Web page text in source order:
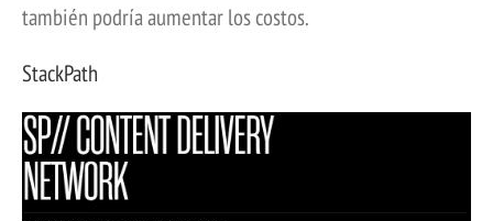
también podría aumentar los costos.
StackPath